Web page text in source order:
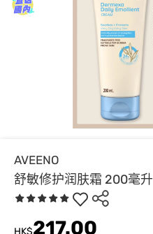
AVEENO
舒敏修护润肤霜 200毫升
HK$217.00